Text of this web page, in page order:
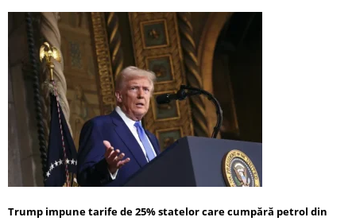
Trump impune tarife de 25% statelor care cumpără petrol din